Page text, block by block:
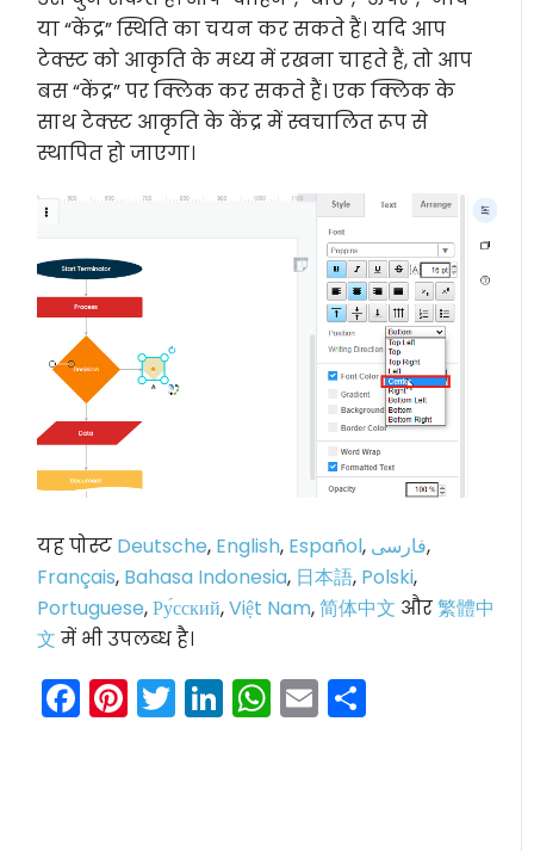
या “केंद्र” स्थिति का चयन कर सकते हैं। यदि आप
टेक्स्ट को आकृति के मध्य में रखना चाहते हैं, तो आप
बस “केंद्र” पर क्लिक कर सकते हैं। एक क्लिक के
साथ टेक्स्ट आकृति के केंद्र में स्वचालित रूप से
स्थापित हो जाएगा।
यह पोस्ट Deutsche, English, Español, فارسی,
Français, Bahasa Indonesia, 日本語, Polski,
Portuguese,Ру́сский,Việt Nam,简体中文 और繁體中
文 में भी उपलब्ध है।
Facebook
Pinterest
Twitter
LinkedIn
WhatsApp
Email